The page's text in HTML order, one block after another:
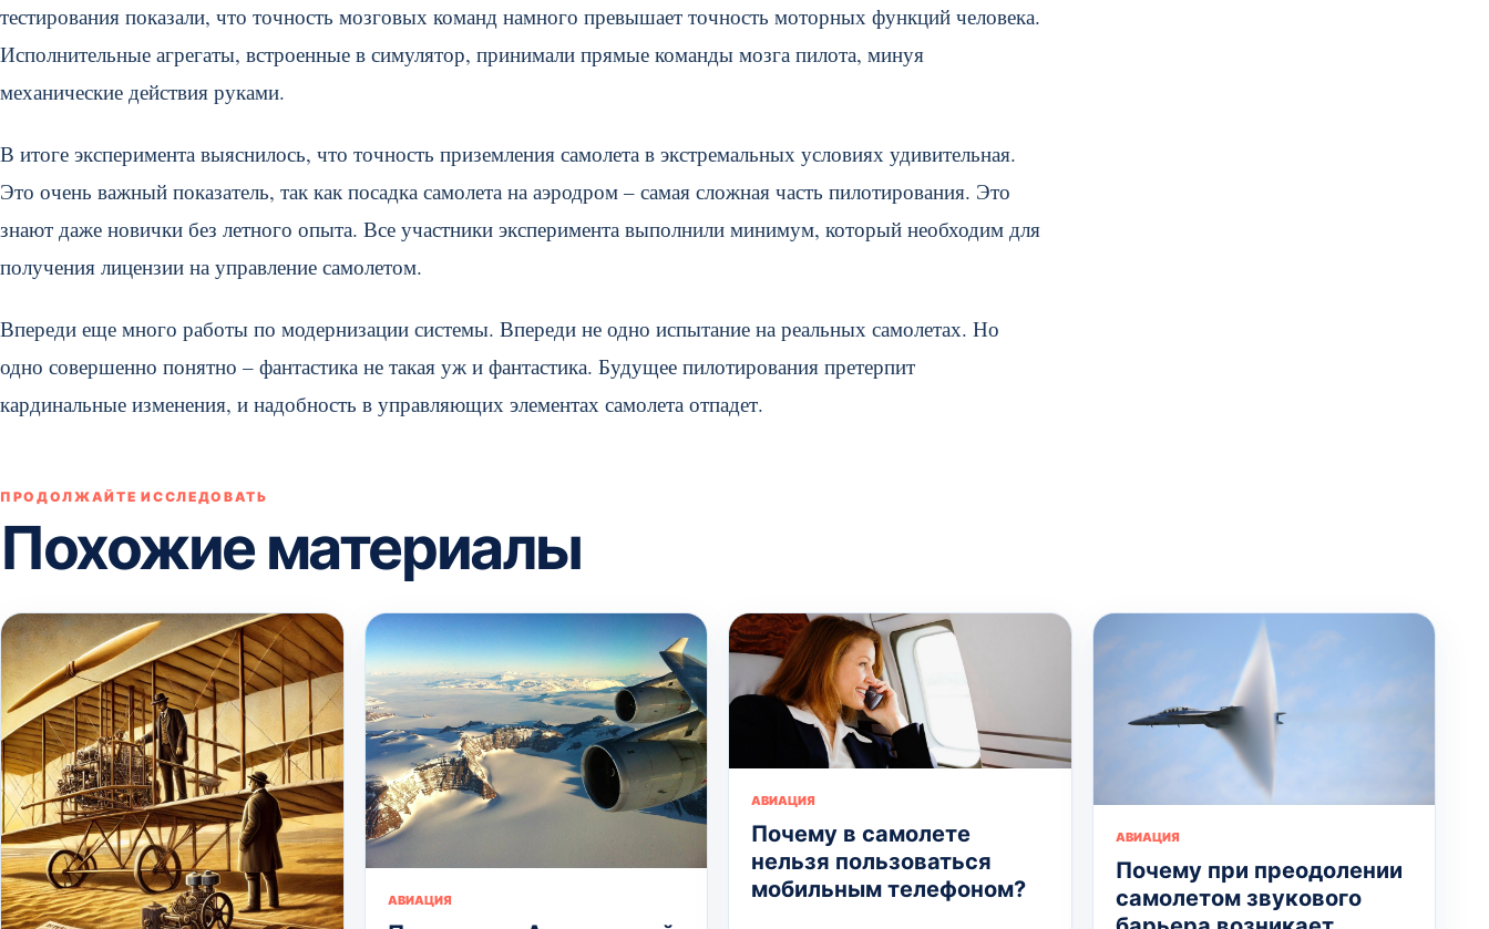
тестирования показали, что точность мозговых команд намного превышает точность моторных функций человека.
Исполнительные агрегаты, встроенные в симулятор, принимали прямые команды мозга пилота, минуя
механические действия руками.
В итоге эксперимента выяснилось, что точность приземления самолета в экстремальных условиях удивительная.
Это очень важный показатель, так как посадка самолета на аэродром – самая сложная часть пилотирования. Это
знают даже новички без летного опыта. Все участники эксперимента выполнили минимум, который необходим для
получения лицензии на управление самолетом.
Впереди еще много работы по модернизации системы. Впереди не одно испытание на реальных самолетах. Но
одно совершенно понятно – фантастика не такая уж и фантастика. Будущее пилотирования претерпит
кардинальные изменения, и надобность в управляющих элементах самолета отпадет.
ПРОДОЛЖАЙТЕ ИССЛЕДОВАТЬ
Похожие материалы
АВИАЦИЯ
АВИАЦИЯ
Почему в самолете
нельзя пользоваться
мобильным телефоном?
АВИАЦИЯ
Почему при преодолении
самолетом звукового